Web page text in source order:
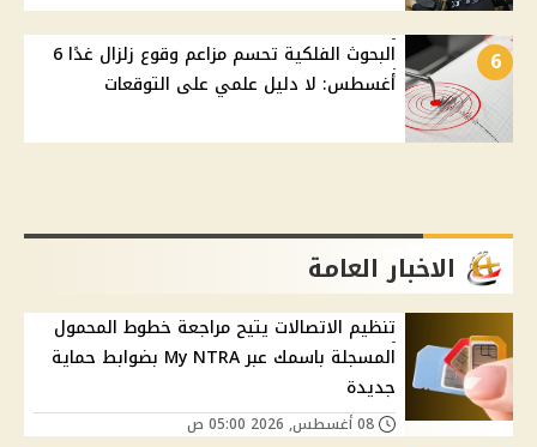
6
البحوث الفلكية تحسم مزاعم وقوع زلزال غدًا 6
أغسطس: لا دليل علمي على التوقعات
الاخبار العامة
تنظيم الاتصالات يتيح مراجعة خطوط المحمول
المسجلة باسمك عبر My NTRA بضوابط حماية
جديدة